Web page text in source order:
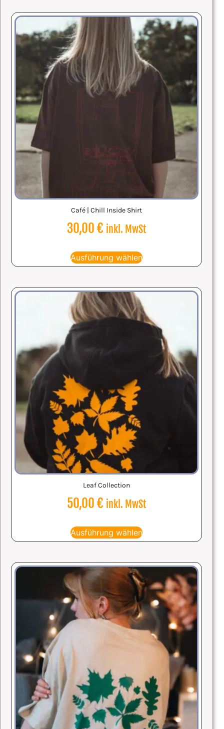
Café | Chill Inside Shirt
30,00€ inkl. MwSt
Ausführung wählen
Leaf Collection
50,00€ inkl. MwSt
Ausführung wählen